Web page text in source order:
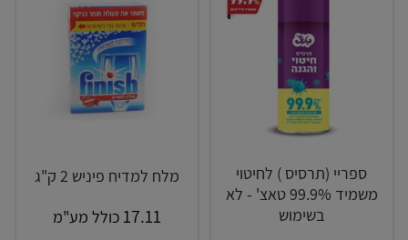
ספריי (תרסיס ) לחיטוי
משמיד 99.9% טאצ' - לא
בשימוש
מלח למדיח פיניש 2 ק"ג
17.11 כולל מע"מ